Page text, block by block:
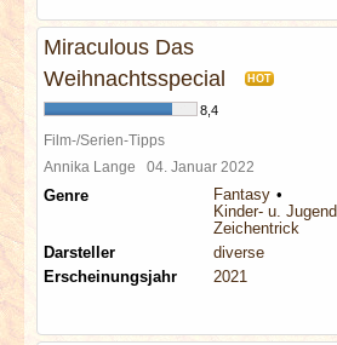
Miraculous Das
Weihnachtsspecial
HOT
8,4
Film-/Serien-Tipps
Annika Lange 04. Januar 2022
Genre
Fantasy
Kinder- u. Jugend
Zeichentrick
Darsteller
diverse
Erscheinungsjahr
2021